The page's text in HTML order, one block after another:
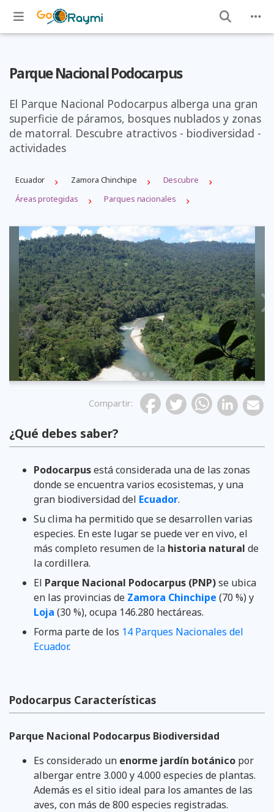
Parque Nacional Podocarpus
El Parque Nacional Podocarpus alberga una gran
superficie de páramos, bosques nublados y zonas
de matorral. Descubre atractivos - biodiversidad -
actividades
Ecuador Zamora Chinchipe
Descubre
Áreas protegidas
Parques nacionales
Previous
Compartir:
¿Qué debes saber?
Podocarpusestá considerada una de las zonas
donde se encuentra varios ecosistemas, y una
gran biodiversidad del Ecuador.
Su clima ha permitido que se desarrollen varias
especies. En este lugar se puede ver en vivo, el
más completo resumen de la historia natural de
la cordillera.
El Parque Nacional Podocarpus (PNP)se ubica
en las provincias de Zamora Chinchipe (70 %) y
Loja (30 %), ocupa 146.280 hectáreas.
Forma parte de los 14 Parques Nacionales del
Ecuador.
Podocarpus Características
Parque Nacional Podocarpus Biodiversidad
Es considerado un enorme jardín botánico por
albergar entre 3.000 y 4.000 especies de plantas.
Además es el sitio ideal para los amantes de las
aves, con más de 800 especies registradas.